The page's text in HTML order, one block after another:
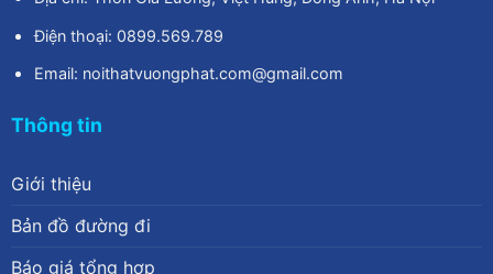
Điện thoại: 0899.569.789
Email: noithatvuongphat.com@gmail.com
Thông tin
Giới thiệu
Bản đồ đường đi
Báo giá tổng hợp